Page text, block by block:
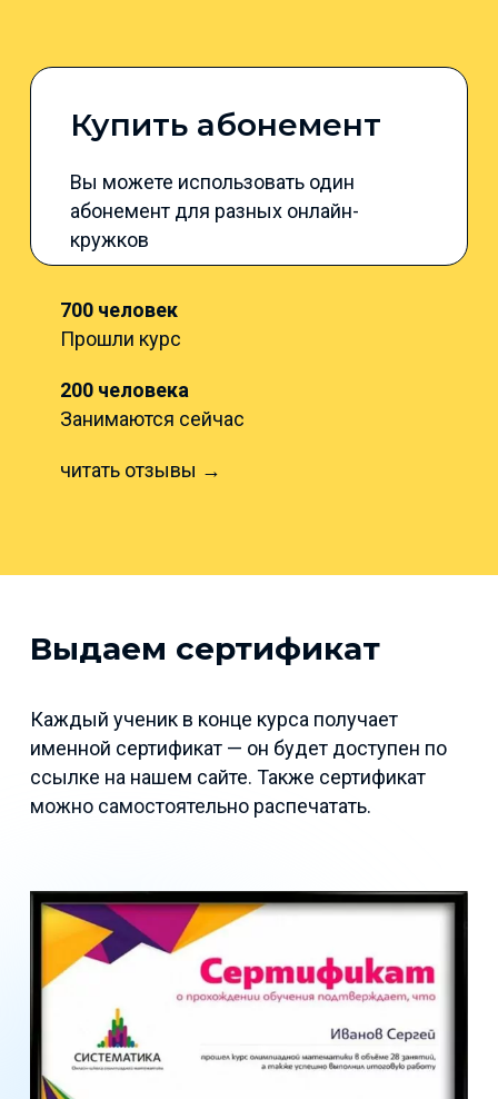
Купить абонемент
Вы можете использовать один
абонемент для разных онлайн-
кружков
700 человек
Прошли курс
200 человека
Занимаются сейчас
читать отзывы →
Выдаем сертификат
Каждый ученик в конце курса получает
именной сертификат — он будет доступен по
ссылке на нашем сайте. Также сертификат
можно самостоятельно распечатать.